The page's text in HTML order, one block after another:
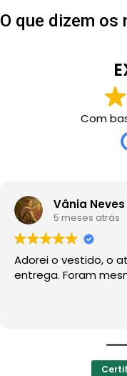
O que dizem
Com
Vânia
5 meses atrás
Adorei o vestido, o
entrega. Foram